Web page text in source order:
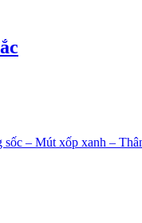
– Mút xốp xanh –